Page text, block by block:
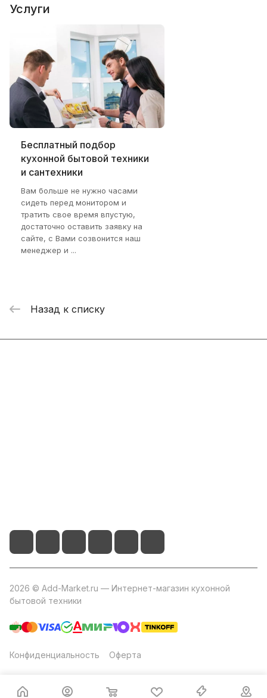
Услуги
Бесплатный подбор
кухонной бытовой техники
и сантехники
Вам больше не нужно часами
сидеть перед монитором и
тратить свое время впустую,
достаточно оставить заявку на
сайте, с Вами созвонится наш
менеджер и ...
Назад к списку
2026 © Add-Market.ru — Интернет-магазин кухонной
бытовой техники
Конфиденциальность Оферта